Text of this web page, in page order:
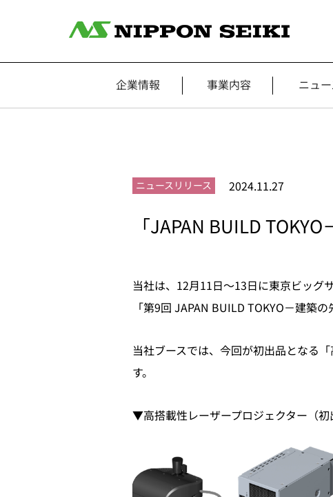
企業情報 事業内容 ニュ
ニュースリリース 2024.11.27
「JAPAN BUILD
当社は、12月11日～13日に東京ビッグ
「第9回 JAPAN BUILD TOKYO－建築
当社ブースでは、今回が初出品となる
す。
▼高搭載性レーザープロジェクター（初